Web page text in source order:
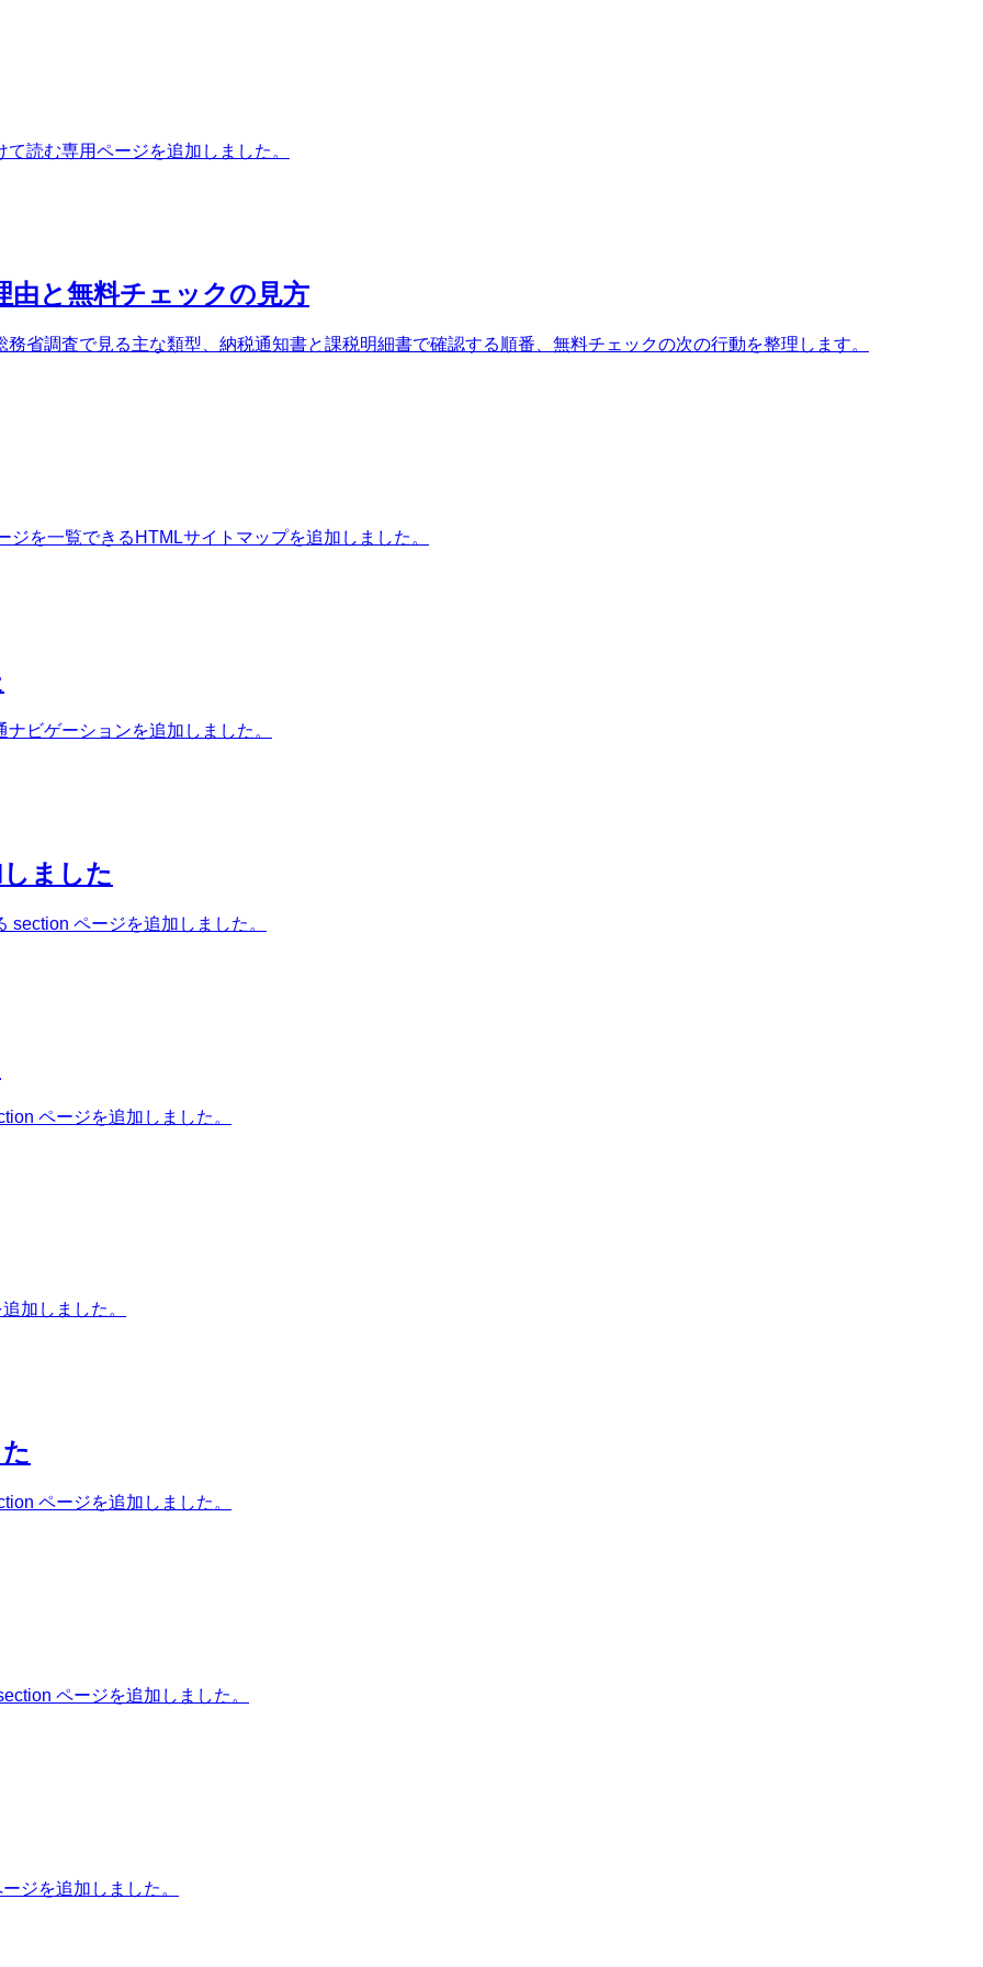
読む専用ページを追加しました。
由と無料チェックの見方
省調査で見る主な類型、納税通知書と課税明細書で確認する順番、無料チェックの次の行動を整理します。
を一覧できるHTMLサイトマップを追加しました。
ビゲーションを追加しました。
ました
ページを追加しました。
ページを追加しました。
加しました。
ページを追加しました。
ページを追加しました。
ジを追加しました。